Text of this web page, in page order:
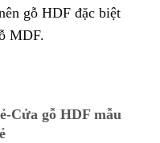
gỗ HDF đặc biệt
MDF.
Cửa gỗ HDF mẫu